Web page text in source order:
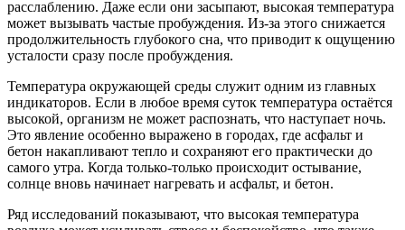
расслаблению. Даже если они засыпают, высокая температура
может вызывать частые пробуждения. Из-за этого снижается
продолжительность глубокого сна, что приводит к ощущению
усталости сразу после пробуждения.
Температура окружающей среды служит одним из главных
индикаторов. Если в любое время суток температура остаётся
высокой, организм не может распознать, что наступает ночь.
Это явление особенно выражено в городах, где асфальт и
бетон накапливают тепло и сохраняют его практически до
самого утра. Когда только-только происходит остывание,
солнце вновь начинает нагревать и асфальт, и бетон.
Ряд исследований показывают, что высокая температура